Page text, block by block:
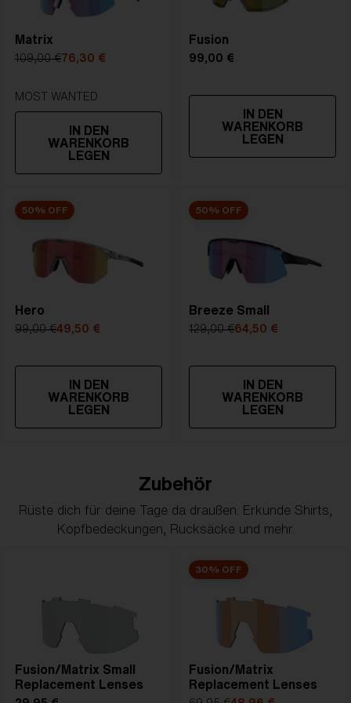
5. Bügellänge:
Matrix
109,00 €76,30 €
MOST WANTED
IN DEN
WARENKORB
LEGEN
Fusion
99,00 €
IN DEN
WARENKORB
LEGEN
50% OFF
Hero
99,00 €49,50 €
IN DEN
WARENKORB
LEGEN
50% OFF
Breeze Small
129,00 €64,50 €
IN DEN
WARENKORB
LEGEN
Zubehör
Rüste dich für deine Tage da draußen. Erkunde Shirts,
Kopfbedeckungen, Rucksäcke und mehr.
Fusion/Matrix Small
Replacement Lenses
30% OFF
Fusion/Matrix
Replacement Lenses